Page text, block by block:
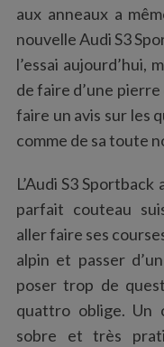
aux anneaux a
nouvelle Audi S3
l’essai
de faire d’une
faire un avis sur les
comme de sa toute
L’Audi S3
parfait couteau
aller faire ses
alpin et passer
poser trop de
quattro oblige. Un
sobre et très